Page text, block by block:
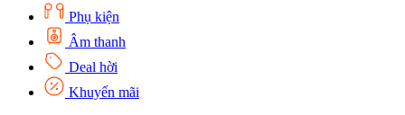
Phụ kiện
Âm thanh
Deal hời
Khuyến mãi